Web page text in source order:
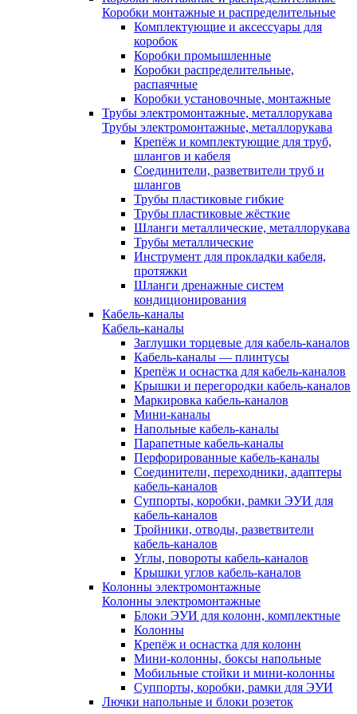
Коробки монтажные и распределительные
Комплектующие и аксессуары для
коробок
Коробки промышленные
Коробки распределительные,
распаячные
Коробки установочные, монтажные
Трубы электромонтажные, металлорукава
Трубы электромонтажные, металлорукава
Крепёж и комплектующие для труб,
шлангов и кабеля
Соединители, разветвители труб и
шлангов
Трубы пластиковые гибкие
Трубы пластиковые жёсткие
Шланги металлические, металлорукава
Трубы металлические
Инструмент для прокладки кабеля,
протяжки
Шланги дренажные систем
кондиционирования
Кабель-каналы
Кабель-каналы
Заглушки торцевые для кабель-каналов
Кабель-каналы — плинтусы
Крепёж и оснастка для кабель-каналов
Крышки и перегородки кабель-каналов
Маркировка кабель-каналов
Мини-каналы
Напольные кабель-каналы
Парапетные кабель-каналы
Перфорированные кабель-каналы
Соединители, переходники, адаптеры
кабель-каналов
Суппорты, коробки, рамки ЭУИ для
кабель-каналов
Тройники, отводы, разветвители
кабель-каналов
Углы, повороты кабель-каналов
Крышки углов кабель-каналов
Колонны электромонтажные
Колонны электромонтажные
Блоки ЭУИ для колонн, комплектные
Колонны
Крепёж и оснастка для колонн
Мини-колонны, боксы напольные
Мобильные стойки и мини-колонны
Суппорты, коробки, рамки для ЭУИ
Лючки напольные и блоки розеток